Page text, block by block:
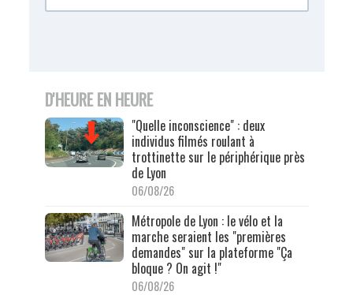
D'HEURE EN HEURE
"Quelle inconscience" : deux
individus filmés roulant à
trottinette sur le périphérique près
de Lyon
06/08/26
Métropole de Lyon : le vélo et la
marche seraient les "premières
demandes" sur la plateforme "Ça
bloque ? On agit !"
06/08/26